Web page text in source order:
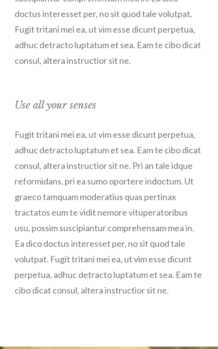
doctus interesset per, no sit quod tale volutpat.
Fugit tritani mei ea, ut vim esse dicunt perpetua,
adhuc detracto luptatum et sea. Eam te cibo dicat
consul, altera instructior sit ne.
Use all your senses
Fugit tritani mei ea, ut vim esse dicunt perpetua,
adhuc detracto luptatum et sea. Eam te cibo dicat
consul, altera instructior sit ne. Pri an tale idque
reformidans, pri ea sumo oportere indoctum. Ut
graeco tamquam moderatius quas pertinax
tractatos eum te vidit nemore vituperatoribus
usu, possim suscipiantur comprehensam mea in.
Ea dico doctus interesset per, no sit quod tale
volutpat. Fugit tritani mei ea, ut vim esse dicunt
perpetua, adhuc detracto luptatum et sea. Eam te
cibo dicat consul, altera instructior sit ne.